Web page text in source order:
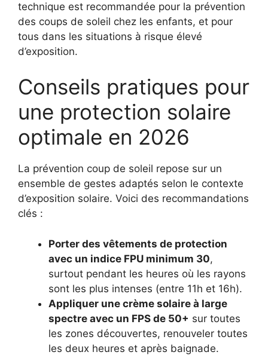
technique est recommandée pour la prévention
des coups de soleil chez les enfants, et pour
tous dans les situations à risque élevé
d’exposition.
Conseils pratiques pour
une protection solaire
optimale en 2026
La prévention coup de soleil repose sur un
ensemble de gestes adaptés selon le contexte
d’exposition solaire. Voici des recommandations
clés :
Porter des vêtements de protection
avec un indice FPU minimum 30,
surtout pendant les heures où les rayons
sont les plus intenses (entre 11h et 16h).
Appliquer une crème solaire à large
spectre avec un FPS de 50+ sur toutes
les zones découvertes, renouveler toutes
les deux heures et après baignade.